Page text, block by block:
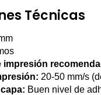
Técnicas
impresión
20-50 mm/s
Buen nivel de